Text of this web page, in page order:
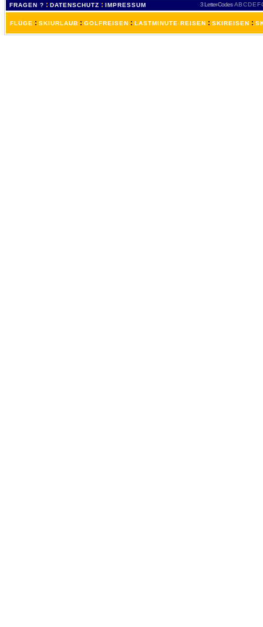
FRAGEN ? : DATENSCHUTZ : IMPRESSUM 3 Letter-Codes ABCDEF
FLÜGE : SKIURLAUB : GOLFREISEN : LASTMINUTE REISEN : SKIREISEN :